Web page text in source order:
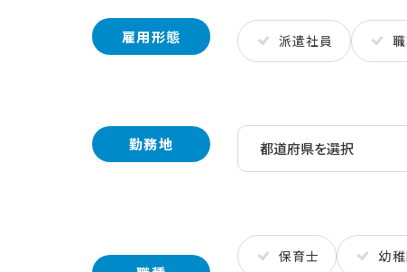
雇用形態 派遣社員
勤務地
保育士 幼